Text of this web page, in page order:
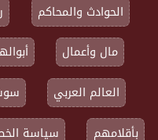
الحوادث والمحاكم
مال وأعمال
العالم العربي
بأقلامهم
سياسة